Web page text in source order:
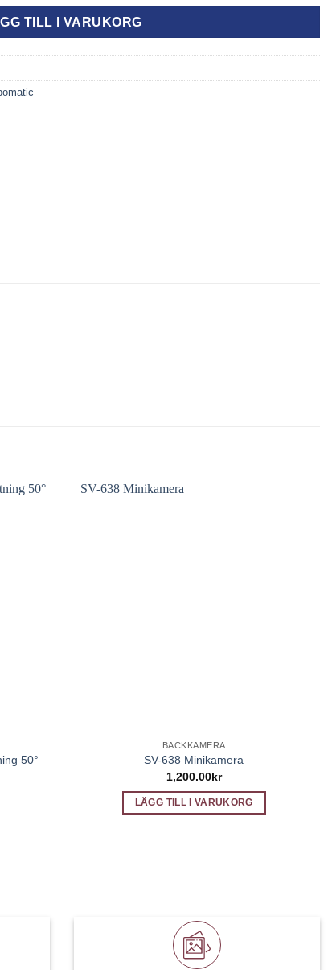
TILL I VARUKORG
50°
BACKKAMERA
SV-638 Minikamera
1,200.00kr
LÄGG TILL I VARUKORG